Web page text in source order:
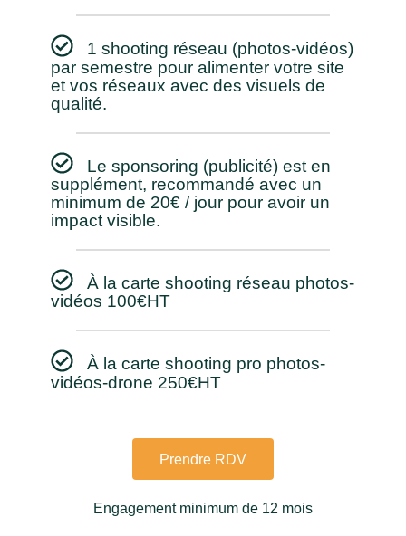
1 shooting réseau (photos-vidéos)
par semestre pour alimenter votre site
et vos réseaux avec des visuels de
qualité.
Le sponsoring (publicité) est en
supplément, recommandé avec un
minimum de 20€ / jour pour avoir un
impact visible.
À la carte shooting réseau photos-
vidéos 100€HT
À la carte shooting pro photos-
vidéos-drone 250€HT
Prendre RDV
Engagement minimum de 12 mois